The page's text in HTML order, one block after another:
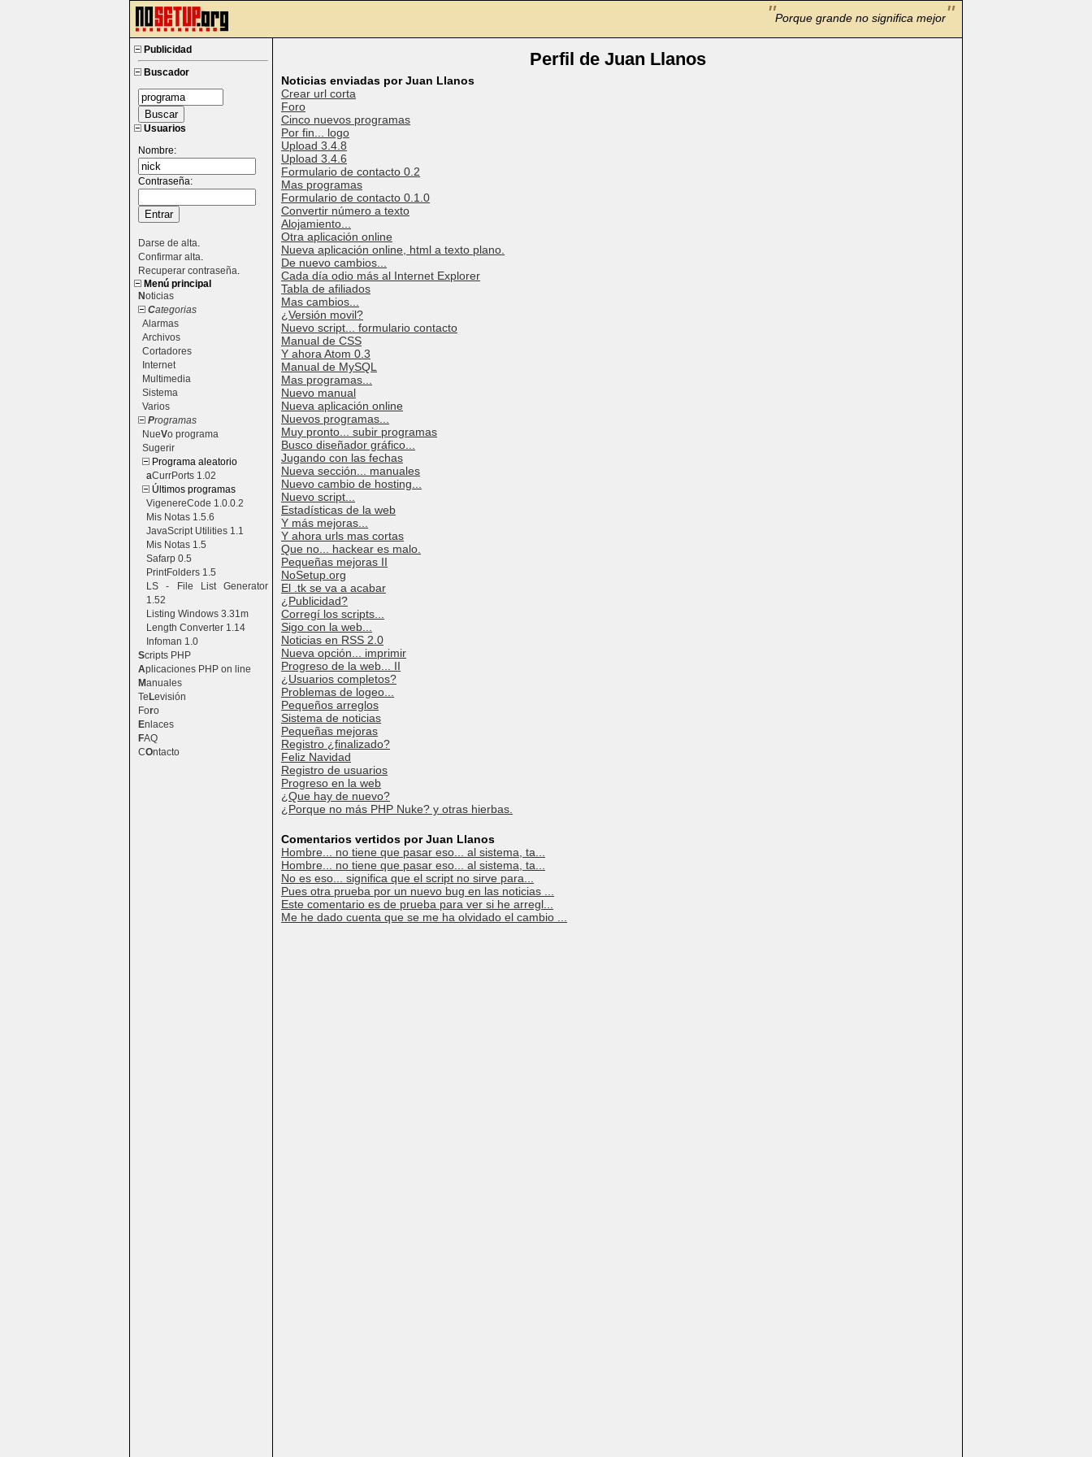
Porque grande no significa mejor
Publicidad
Buscador
Usuarios
Nombre:
Contraseña:
Darse de alta
Confirmar alta
Recuperar contraseña
Menú principal
Noticias
Categorias
Alarmas
Archivos
Cortadores
Internet
Multimedia
Sistema
Varios
Programas
NueVo programa
Sugerir
Programa aleatorio
aCurrPorts 1.02
Últimos programas
VigenereCode 1.0.0.2
Mis Notas 1.5.6
JavaScript Utilities 1.1
Mis Notas 1.5
Safarp 0.5
PrintFolders 1.5
LS - File List Generator
1.52
Listing Windows 3.31m
Length Converter 1.14
Infoman 1.0
Scripts PHP
Aplicaciones PHP on line
Manuales
TeLevisión
Foro
Enlaces
FAQ
COntacto
Perfil de Juan Llanos
Noticias enviadas por Juan Llanos
Crear url corta
Foro
Cinco nuevos programas
Por fin... logo
Upload 3.4.8
Upload 3.4.6
Formulario de contacto 0.2
Mas programas
Formulario de contacto 0.1.0
Convertir número a texto
Alojamiento...
Otra aplicación online
Nueva aplicación online, html a texto plano.
De nuevo cambios...
Cada día odio más al Internet Explorer
Tabla de afiliados
Mas cambios...
¿Versión movil?
Nuevo script... formulario contacto
Manual de CSS
Y ahora Atom 0.3
Manual de MySQL
Mas programas...
Nuevo manual
Nueva aplicación online
Nuevos programas...
Muy pronto... subir programas
Busco diseñador gráfico...
Jugando con las fechas
Nueva sección... manuales
Nuevo cambio de hosting...
Nuevo script...
Estadísticas de la web
Y más mejoras...
Y ahora urls mas cortas
Que no... hackear es malo.
Pequeñas mejoras II
NoSetup.org
El .tk se va a acabar
¿Publicidad?
Corregí los scripts...
Sigo con la web...
Noticias en RSS 2.0
Nueva opción... imprimir
Progreso de la web... II
¿Usuarios completos?
Problemas de logeo...
Pequeños arreglos
Sistema de noticias
Pequeñas mejoras
Registro ¿finalizado?
Feliz Navidad
Registro de usuarios
Progreso en la web
¿Que hay de nuevo?
¿Porque no más PHP Nuke? y otras hierbas.
Comentarios vertidos por Juan Llanos
Hombre... no tiene que pasar eso... al sistema, ta...
Hombre... no tiene que pasar eso... al sistema, ta...
No es eso... significa que el script no sirve para...
Pues otra prueba por un nuevo bug en las noticias ...
Este comentario es de prueba para ver si he arregl...
Me he dado cuenta que se me ha olvidado el cambio ...